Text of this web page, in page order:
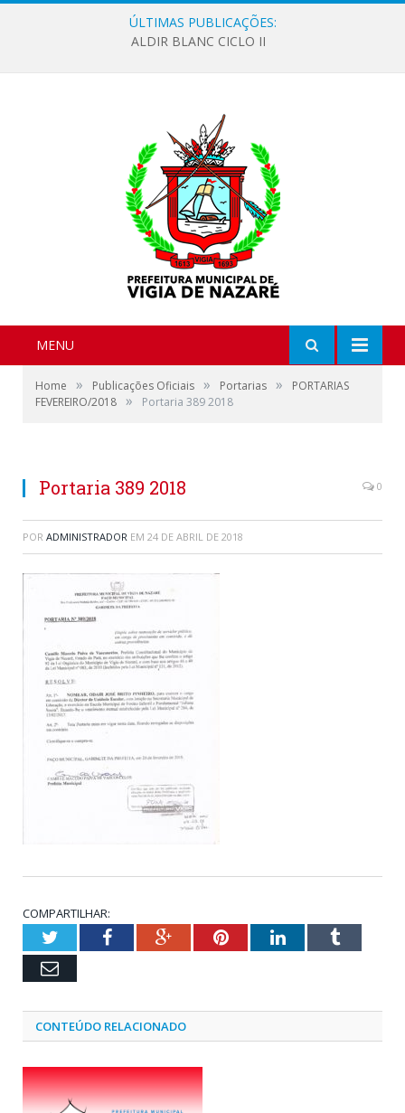
ÚLTIMAS PUBLICAÇÕES:
ALDIR BLANC CICLO II
MENU
Home » Publicações Oficiais » Portarias »
PORTARIAS
FEVEREIRO/2018 » Portaria 389 2018
Portaria 389 2018 0
POR ADMINISTRADOR EM 24 DE ABRIL DE 2018
COMPARTILHAR:
TwitterFacebookGoogle+PinterestLinkedInTumblr
Email
CONTEÚDO RELACIONADO